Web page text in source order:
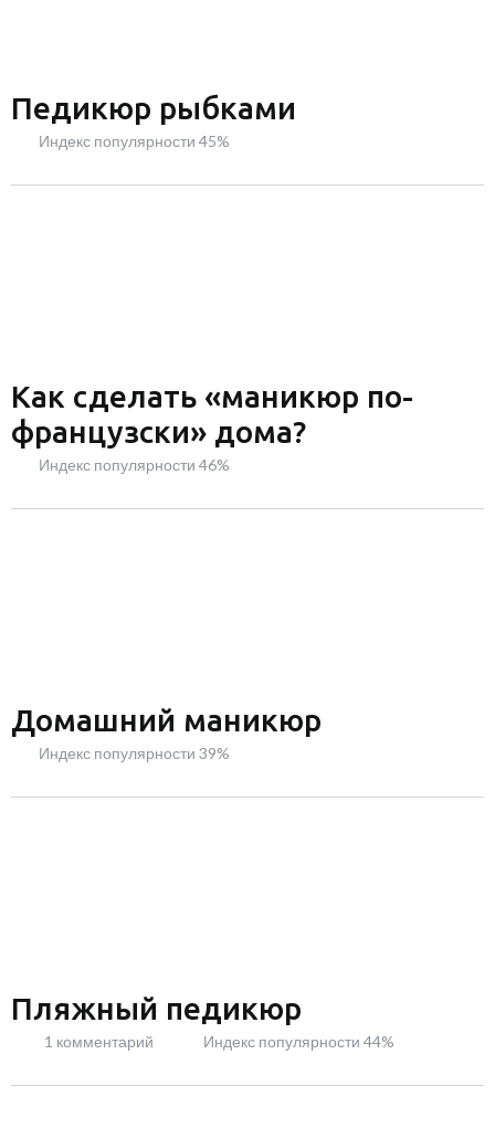
Педикюр рыбками
Индекс популярности 45%
Как сделать «маникюр по-
французски» дома?
Индекс популярности 46%
Домашний маникюр
Индекс популярности 39%
Пляжный педикюр
1 комментарий Индекс популярности 44%